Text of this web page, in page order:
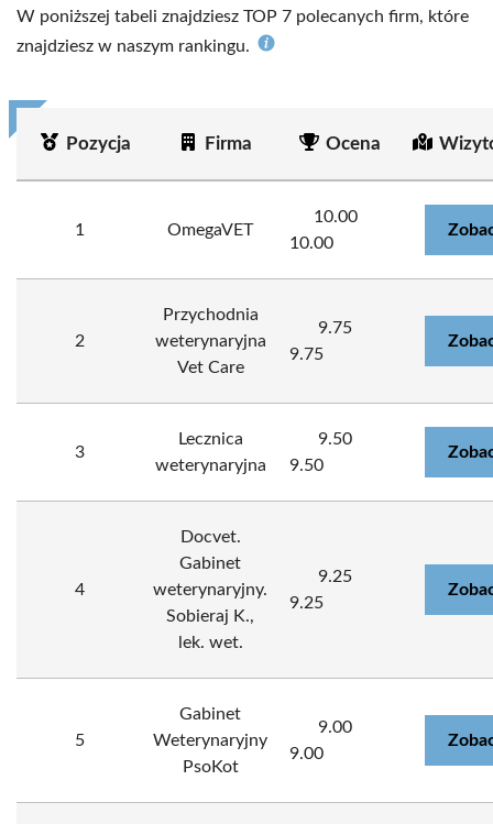
W poniższej tabeli znajdziesz TOP 7 polecanych firm, które
znajdziesz w naszym rankingu.
Pozycja Firma Ocena
1 OmegaVET
10.00
10.00
2
Przychodnia
weterynaryjna
Vet Care
9.75
9.75
3
Lecznica
weterynaryjna
9.50
9.50
4
Docvet.
Gabinet
weterynaryjny.
Sobieraj K.,
lek. wet.
9.25
9.25
5
Gabinet
Weterynaryjny
PsoKot
9.00
9.00